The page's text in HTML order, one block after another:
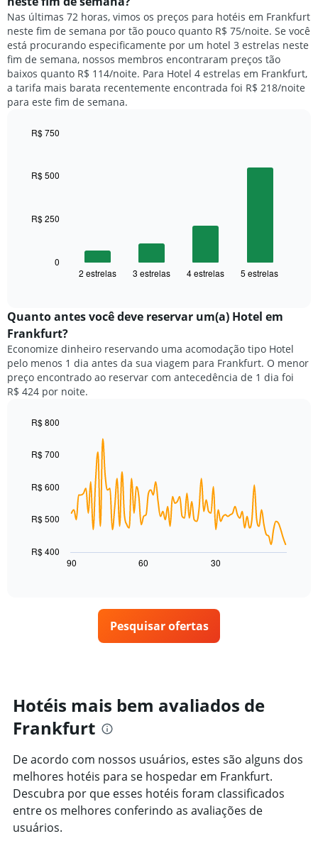
gráfico
tem
1
eixo
Y
exibindo
o
preço
de
um
um
quarto
para
hoje
e
encontrado
nos
últimos
dias,
classificação
por
O
gráfico
de
hotéis
por
estrelas.
O
gráfico
tem
eixo
exibindo
preço
médio
um
para
Nas últimas 72 horas, vimos os preços para hotéis em Frankfurt
neste fim de semana por tão pouco quanto R$ 75/noite. Se você
está procurando especificamente por um hotel 3 estrelas neste
fim de semana, nossos membros encontraram preços tão
baixos quanto R$ 114/noite. Para Hotel 4 estrelas em Frankfurt,
a tarifa mais barata recentemente encontrada foi R$ 218/noite
para este fim de semana.
with
O
seguir
médio
de
um
quarto
neste
fim
de
encontrado
últimos
agrupado
classificação
estrelas
O
estrelas.
gráfico
1
eixo
Y
exibindo
o
preço
2 estrelas 3 estrelas 4 estrelas 5 estrelas
0
R$ 250
R$ 500
R$ 750
Quanto antes você deve reservar um(a) Hotel em
Frankfurt?
Economize dinheiro reservando uma acomodação tipo Hotel
pelo menos 1 dia antes da sua viagem para Frankfurt. O menor
preço encontrado ao reservar com antecedência de 1 dia foi
R$ 424 por noite.
chart
with
data
points.
O
acordo
com
a
aproximação
data
de
estadia
O
gráfico
tem
90 60 30
R$ 400
R$ 500
R$ 600
R$ 700
R$ 800
Pesquisar ofertas
Hotéis mais bem avaliados de
Frankfurt
De acordo com nossos usuários, estes são alguns dos
melhores hotéis para se hospedar em Frankfurt.
Descubra por que esses hotéis foram classificados
entre os melhores conferindo as avaliações de
usuários.